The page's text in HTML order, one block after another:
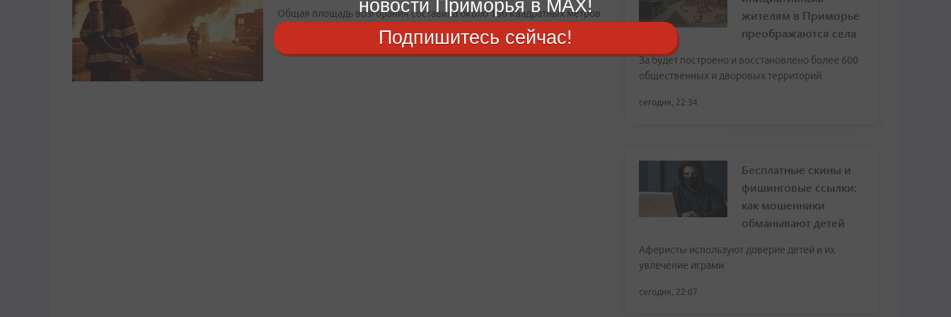
Общая площадь возгорания составила около 160 квадратных метров
жителям в Приморье
преображаются села
За будет построено и восстановлено более 600
общественных и дворовых территорий
сегодня, 22:34
Бесплатные скины и
фишинговые ссылки:
как мошенники
обманывают детей
Аферисты используют доверие детей и их
увлечение играми
сегодня, 22:07
новости Приморья в MAX!
Подпишитесь сейчас!